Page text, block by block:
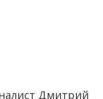
Дмитрий